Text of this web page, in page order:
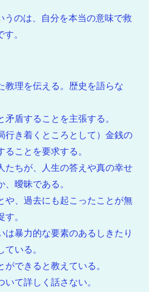
のは、自分を本当の意味で救
。
教理を伝える。歴史を語らな
盾することを主張する。
行き着くところとして）金銭の
ことを要求する。
たちが、人生の答えや真の幸せ
曖昧である。
や、過去にも起こったことが無
。
は暴力的な要素のあるしきたり
いる。
できると教えている。
て詳しく話さない。